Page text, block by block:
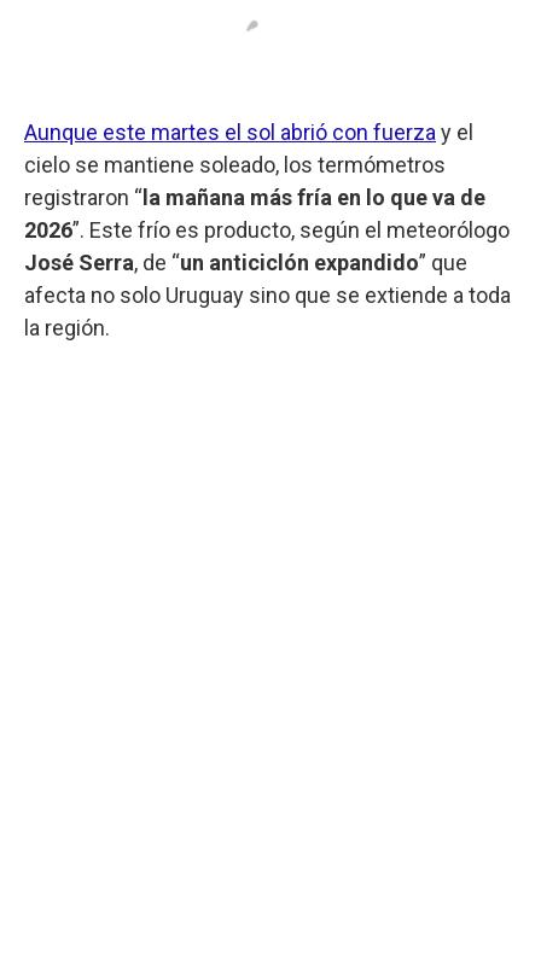
Aunque este martes el sol abrió con fuerza y el
cielo se mantiene soleado, los termómetros
registraron “ la mañana más fría en lo que va de
2026”. Este frío es producto, según el meteorólogo
José Serra, de “un anticiclón expandido” que
afecta no solo Uruguay sino que se extiende a toda
la región.